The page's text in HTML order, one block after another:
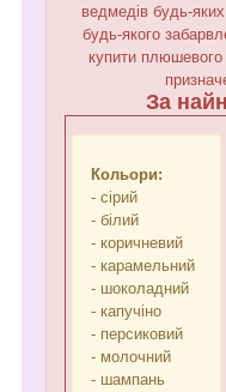
ведмедів будь-
будь-якого
купити плюшевого
За
Кольори:
- сірий
- білий
- коричневий
- карамельний
- шоколадний
- капучіно
- персиковий
- молочний
- шампань